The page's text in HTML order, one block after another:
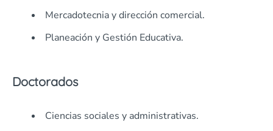
Mercadotecnia y dirección comercial.
Planeación y Gestión Educativa.
Doctorados
Ciencias sociales y administrativas.